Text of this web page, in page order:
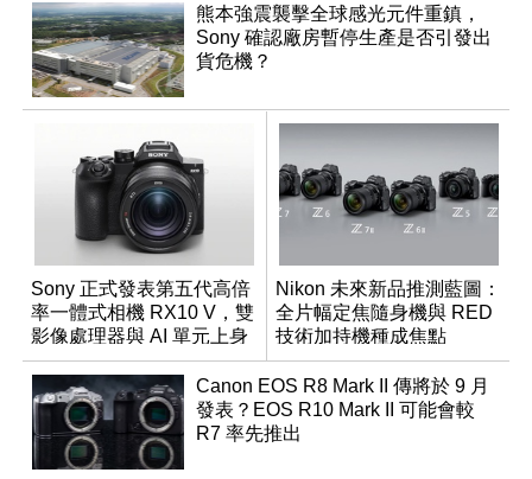
熊本強震襲擊全球感光元件重鎮，
Sony 確認廠房暫停生產是否引發出
貨危機？
Sony 正式發表第五代高倍
率一體式相機 RX10 V，雙
影像處理器與 AI 單元上身
Nikon 未來新品推測藍圖：
全片幅定焦隨身機與 RED
技術加持機種成焦點
Canon EOS R8 Mark II 傳將於 9 月
發表？EOS R10 Mark II 可能會較
R7 率先推出